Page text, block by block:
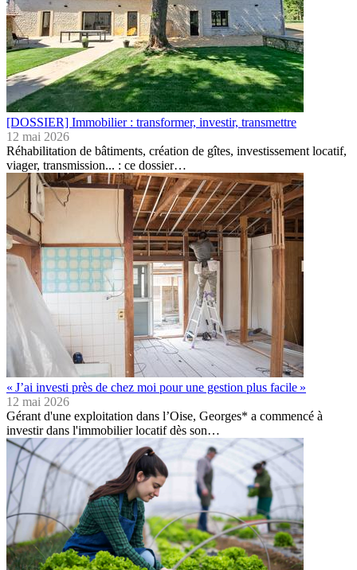
[DOSSIER] Immobilier : transformer, investir, transmettre
12 mai 2026
Réhabilitation de bâtiments, création de gîtes, investissement locatif,
viager, transmission... : ce dossier…
« J’ai investi près de chez moi pour une gestion plus facile »
12 mai 2026
Gérant d'une exploitation dans l’Oise, Georges* a commencé à
investir dans l'immobilier locatif dès son…